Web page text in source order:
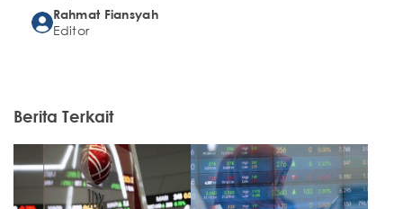
Rahmat Fiansyah
Editor
Berita Terkait